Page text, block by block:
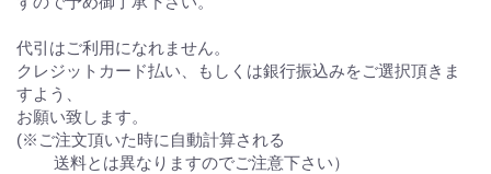
代引はご利用になれません。
クレジットカード払い、もしくは銀行振込みをご選択頂きま
すよう、
お願い致します。
(※ご注文頂いた時に自動計算される
送料とは異なりますのでご注意下さい）